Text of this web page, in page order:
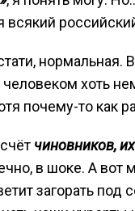
всякий
нормальная.
хоть
почему-то как
чиновников,
в шоке. А
загорать